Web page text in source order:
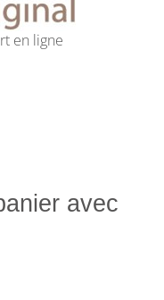
en ligne
avec